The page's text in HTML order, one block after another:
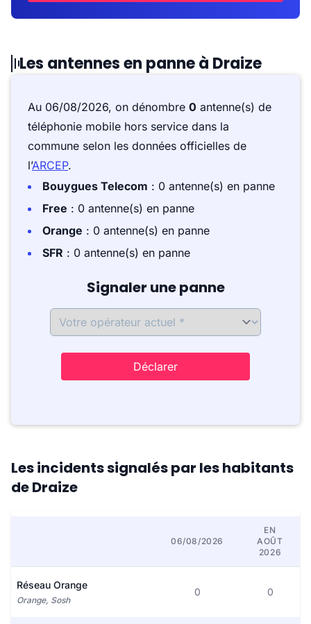
Les antennes en panne à Draize
Au 06/08/2026, on dénombre 0 antenne(s) de
téléphonie mobile hors service dans la
commune selon les données officielles de
l’ARCEP.
Bouygues Telecom : 0 antenne(s) en panne
Free : 0 antenne(s) en panne
Orange : 0 antenne(s) en panne
SFR : 0 antenne(s) en panne
Signaler une panne
Déclarer
Les incidents signalés par les habitants
de Draize
06/08/2026
EN
AOÛT
2026
Réseau Orange
Orange, Sosh
0 0